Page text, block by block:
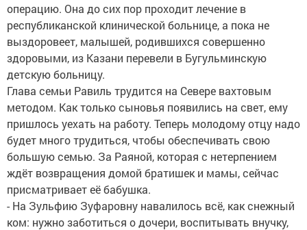
операцию. Она до сих пор проходит лечение в
республиканской клинической больнице, а пока не
выздоровеет, малышей, родившихся совершенно
здоровыми, из Казани перевели в Бугульминскую
детскую больницу.
Глава семьи Равиль трудится на Севере вахтовым
методом. Как только сыновья появились на свет, ему
пришлось уехать на работу. Теперь молодому отцу надо
будет много трудиться, чтобы обеспечивать свою
большую семью. За Раяной, которая с нетерпением
ждёт возвращения домой братишек и мамы, сейчас
присматривает её бабушка.
- На Зульфию Зуфаровну навалилось всё, как снежный
ком: нужно заботиться о дочери, воспитывать внучку,